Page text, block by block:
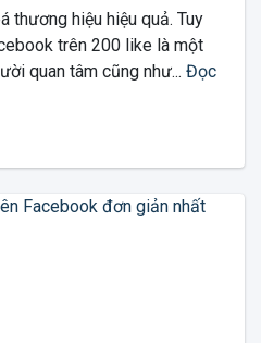
thương hiệu hiệu quả. Tuy
trên 200 like là một
quan tâm cũng như... Đọc